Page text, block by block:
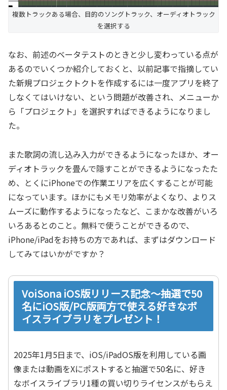
複数トラックある場合、目的のソングトラック、オーディオトラック
を選択する
なお、前述のベータテストのときと少し変わっている点が
あるのでいくつか紹介しておくと、以前記事で指摘してい
た新規プロジェクトクトを作成するには一度アプリを終了
しなくてはいけない、という問題が改善され、メニューか
ら「プロジェクト」を選択すればできるようになりまし
た。
また歌詞の流し込み入力ができるようになったほか、オー
ディオトラックを畳んで隠すことができるようになったた
め、とくにiPhoneでの作業エリアを広くすることが可能
になっています。ほかにもメモリ効率がよくなり、よりス
ムーズに動作するようになったなど、こまかな改善がいろ
いろあるとのこと。無料で使うことができるので、
iPhone/iPadをお持ちの方であれば、まずはダウンロード
してみてはいかがですか？
VoiSona iOS版リリース記念～抽選で50
名にiOS版/PC版両方で使える好きなボ
イスライブラリをプレゼント！
2025年1月5日まで、iOS/iPadOS版を利用している画
像または動画をXにポストすると抽選で50名に、好き
なボイスライブラリ1種の買い切りライセンスがもらえ